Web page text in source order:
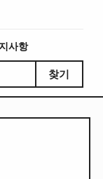
사항
찾기